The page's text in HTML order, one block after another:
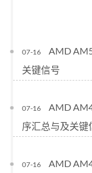
07-16
AMD
关键信号
07-16
AMD
序汇总与及关键
07-16 AMD